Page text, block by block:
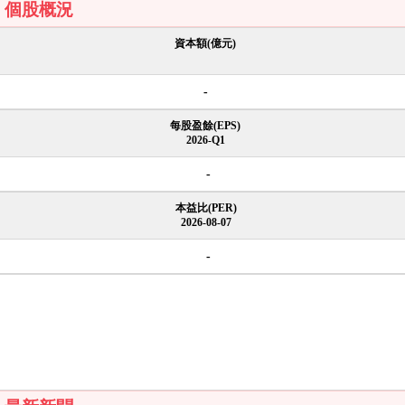
個股概況
資本額(億元)
-
每股盈餘(EPS)
2026-Q1
-
本益比(PER)
2026-08-07
-